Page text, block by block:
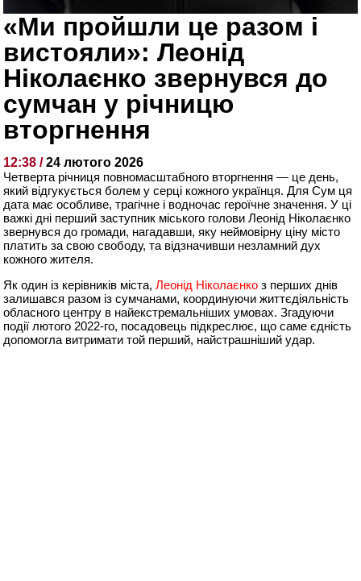
«Ми пройшли це разом і
вистояли»: Леонід
Ніколаєнко звернувся до
сумчан у річницю
вторгнення
12:38 /24 лютого 2026
Четверта річниця повномасштабного вторгнення — це день,
який відгукується болем у серці кожного українця. Для Сум ця
дата має особливе, трагічне і водночас героїчне значення. У ці
важкі дні перший заступник міського голови Леонід Ніколаєнко
звернувся до громади, нагадавши, яку неймовірну ціну місто
платить за свою свободу, та відзначивши незламний дух
кожного жителя.
Як один із керівників міста,Леонід Ніколаєнко з перших днів
залишався разом із сумчанами, координуючи життєдіяльність
обласного центру в найекстремальніших умовах. Згадуючи
події лютого 2022-го, посадовець підкреслює, що саме єдність
допомогла витримати той перший, найстрашніший удар.